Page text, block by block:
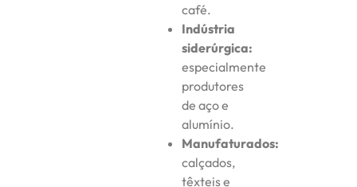
café.
Indústria
siderúrgica:
especialmente
produtores
de aço e
alumínio.
Manufaturados:
calçados,
têxteis e